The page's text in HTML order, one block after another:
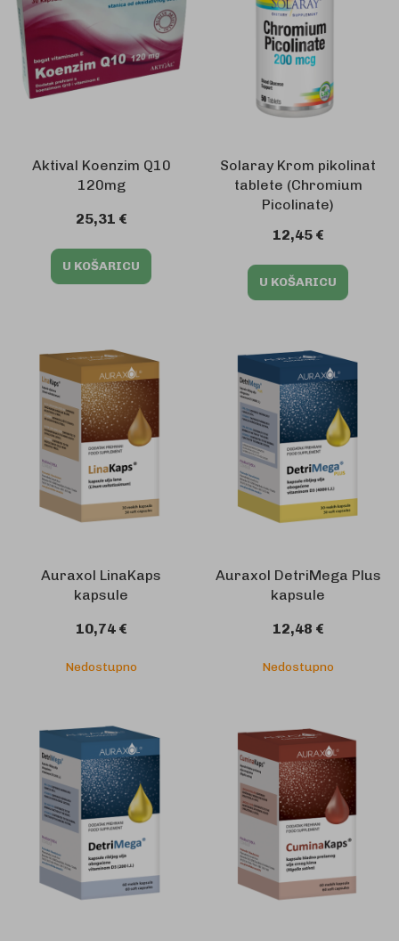
Aktival Koenzim Q10
120mg
25,31 €
U KOŠARICU
Solaray Krom pikolinat
tablete (Chromium
Picolinate)
12,45 €
U KOŠARICU
Auraxol LinaKaps
kapsule
10,74 €
Nedostupno
Auraxol DetriMega Plus
kapsule
12,48 €
Nedostupno